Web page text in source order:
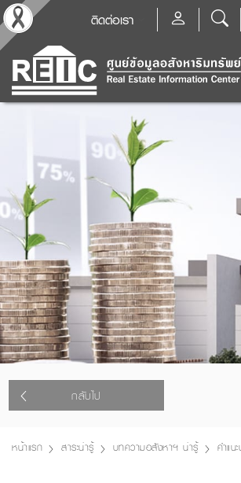
ติดต่อเรา
กลับไป
หน้าแรก สาระน่ารู้ บทความอสังหาฯ น่ารู้ คำแน